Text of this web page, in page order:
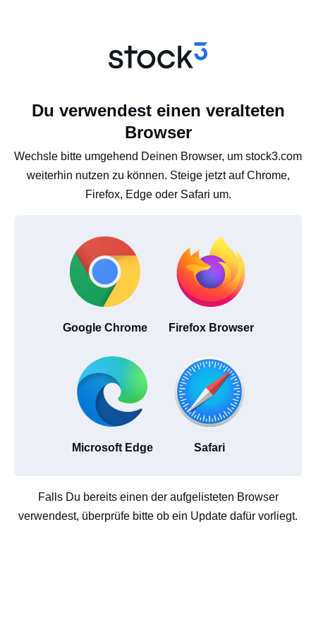
Du verwendest einen veralteten
Browser
Wechsle bitte umgehend Deinen Browser, um stock3.com
weiterhin nutzen zu können. Steige jetzt auf Chrome,
Firefox, Edge oder Safari um.
Google Chrome Firefox Browser
Microsoft Edge Safari
Falls Du bereits einen der aufgelisteten Browser
verwendest, überprüfe bitte ob ein Update dafür vorliegt.